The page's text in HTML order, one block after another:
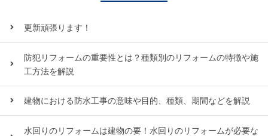
更新頑張ります！
防犯リフォームの重要性とは？種類別のリフォームの特徴や施
工方法を解説
建物における防水工事の意味や目的、種類、期間などを解説
水回りのリフォームは建物の要！水回りのリフォームが必要な